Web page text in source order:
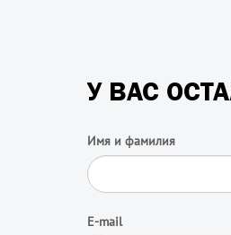
У ВАС
Имя и фамилия
E-mail